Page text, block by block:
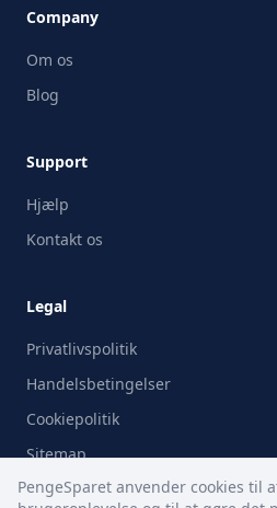
Company
Om os
Blog
Support
Hjælp
Kontakt os
Legal
Privatlivspolitik
Handelsbetingelser
Cookiepolitik
Sitemap
PengeSparet anvender cookies til